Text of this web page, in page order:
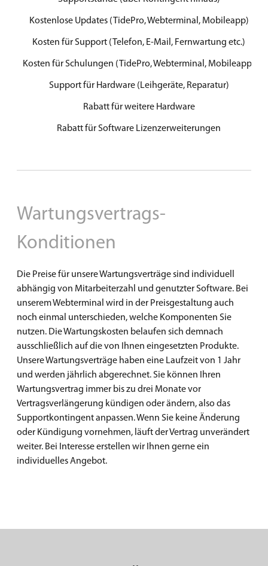
Kostenlose Updates (TidePro, Webterminal, Mobileapp)
Kosten für Support (Telefon, E-Mail, Fernwartung etc.)
Kosten für Schulungen (TidePro, Webterminal, Mobileapp)
Support für Hardware (Leihgeräte, Reparatur)
Rabatt für weitere Hardware
Rabatt für Software Lizenzerweiterungen
Wartungsvertrags-
Konditionen
Die Preise für unsere Wartungsverträge sind individuell
abhängig von Mitarbeiterzahl und genutzter Software. Bei
unserem Webterminal wird in der Preisgesta ltung auch
noch einmal unterschieden, welche Komponenten Sie
nutzen. Die Wartungskosten belaufen sich demnach
ausschließlich auf die von Ihnen eingesetzten Produkte.
UnsereWartungsverträge haben eine Laufzeit von 1 Jahr
und werden jährlich abgerechnet. Sie können Ihren
Wartungsvertrag immer bis zu drei Monate vor
Vertragsverlängerung kündigen oder ändern, also das
Supportkontingent anpassen. Wenn Sie keine Änderung
oder Kündigung vornehmen, läuft der Vertrag unverändert
weiter. Bei Interesse erstellen wir Ihnen gerne ein
individuelles Angebot.